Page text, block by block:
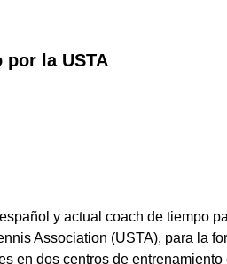
por la USTA
y actual coach de tiempo
Association (USTA), para la
en dos centros de